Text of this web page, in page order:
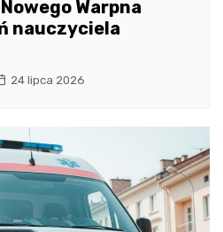
Warpna
nauczyciela
24 lipca 2026